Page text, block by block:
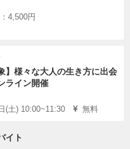
4,500円
】様々な大人の生き方に出会
ライン開催
(土) 10:00~11:30 無料
イト